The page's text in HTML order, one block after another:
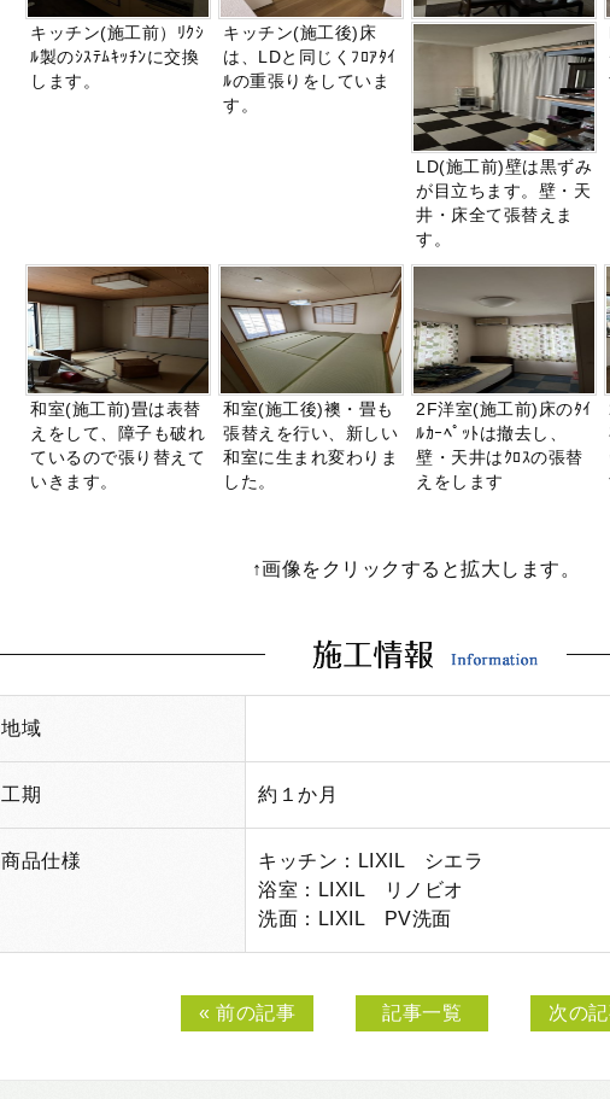
キッチン(施工前）ﾘｸｼ
ﾙ製のｼｽﾃﾑｷｯﾁﾝに交換
します。
キッチン(施工後)床
は、LDと同じくﾌﾛｱﾀｲ
ﾙの重張りをしていま
す。
LD(施工前)壁は黒ずみ
が目立ちます。壁・天
井・床全て張替えま
す。
和室(施工前)畳は表替
えをして、障子も破れ
ているので張り替えて
いきます。
和室(施工後)襖・畳も
張替えを行い、新しい
和室に生まれ変わりま
した。
2F洋室(施工前)床のﾀｲ
ﾙｶｰﾍﾟｯﾄは撤去し、
壁・天井はｸﾛｽの張替
えをします
↑画像をクリックすると拡大します。
地域
工期 約１か月
商品仕様
キッチン：LIXIL シエラ
浴室：LIXIL リノビオ
洗面：LIXIL PV洗面
« 前の記事 記事一覧 次の